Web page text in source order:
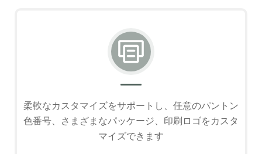
柔軟なカスタマイズをサポートし、任意のパントン
色番号、さまざまなパッケージ、印刷ロゴをカスタ
マイズできます